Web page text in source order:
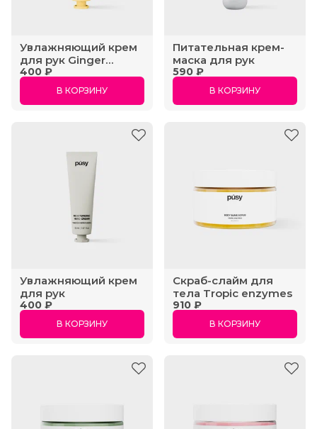
Увлажняющий крем
для рук Ginger
Verveine
400 ₽
В КОРЗИНУ
Питательная крем-
маска для рук
590 ₽
В КОРЗИНУ
Увлажняющий крем
для рук
400 ₽
В КОРЗИНУ
Скраб-слайм для
тела Tropic enzymes
910 ₽
В КОРЗИНУ